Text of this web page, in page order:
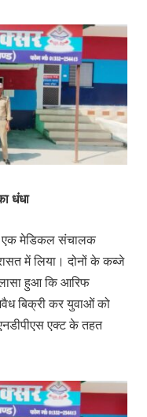
धंधा
एक मेडिकल संचालक
में लिया। दोनों के कब्जे
हुआ कि आरिफ
बिक्री कर युवाओं को
एक्ट के तहत